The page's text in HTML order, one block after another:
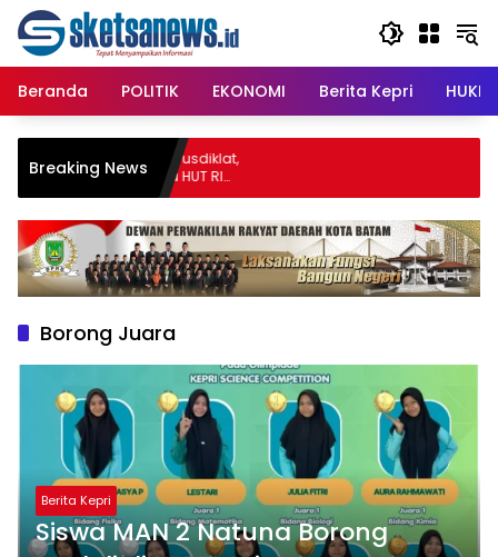
content
Langsung
konten
Beranda
POLITIK EKONOMI Berita Kepri
Breaking News
Bintan Jalani Pusdiklat,
Putih pada HUT RI
Borong Juara
Berita Kepri
Siswa MAN 2 Natuna Borong